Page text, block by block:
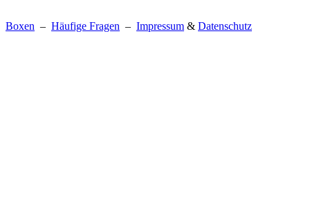
Boxen – Häufige Fragen – Impressum & Datenschutz